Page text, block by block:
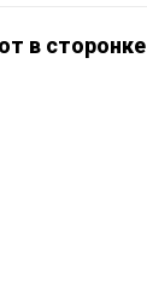
в сторонке